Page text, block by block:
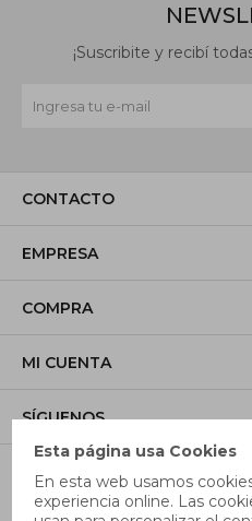
Esta página usa Cookies
En esta web usamos
experiencia online. Las
CONTACTO
EMPRESA
COMPRA
MI CUENTA
SÍGUENOS
¡Suscribite y recibí